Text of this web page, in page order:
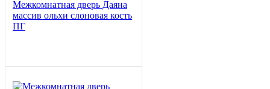
Межкомнатная дверь Даяна
массив ольхи слоновая кость
ПГ